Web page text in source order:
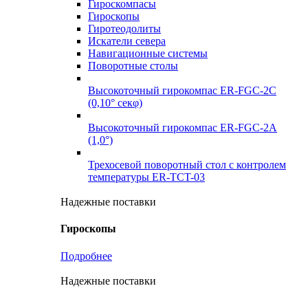
Гироскомпасы
Гироскопы
Гиротеодолиты
Искатели севера
Навигационные системы
Поворотные столы
Высокоточный гирокомпас ER-FGC-2C
(0,10° секφ)
Высокоточный гирокомпас ER-FGC-2A
(1,0°)
Трехосевой поворотный стол с контролем
температуры ER-TCT-03
Надежные поставки
Гироскопы
Подробнее
Надежные поставки